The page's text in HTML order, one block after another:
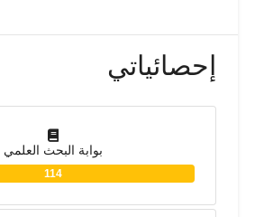
إحصائياتي
بوابة البحث العلمي
114